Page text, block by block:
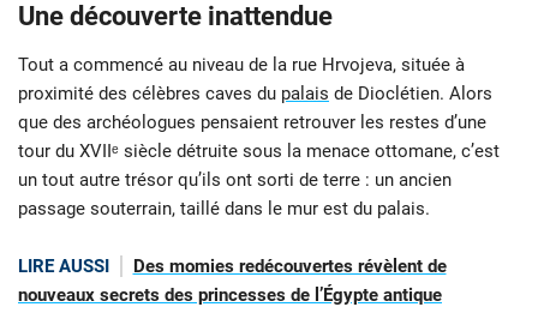
Une découverte inattendue
Tout a commencé au niveau de la rue Hrvojeva, située à
proximité des célèbres caves du palais de Dioclétien. Alors
que des archéologues pensaient retrouver les restes d’une
tour du XVIIᵉ siècle détruite sous la menace ottomane, c’est
un tout autre trésor qu’ils ont sorti de terre : un ancien
passage souterrain, taillé dans le mur est du palais.
LIRE AUSSI
Des momies redécouvertes révèlent de
nouveaux secrets des princesses de l’Égypte antique